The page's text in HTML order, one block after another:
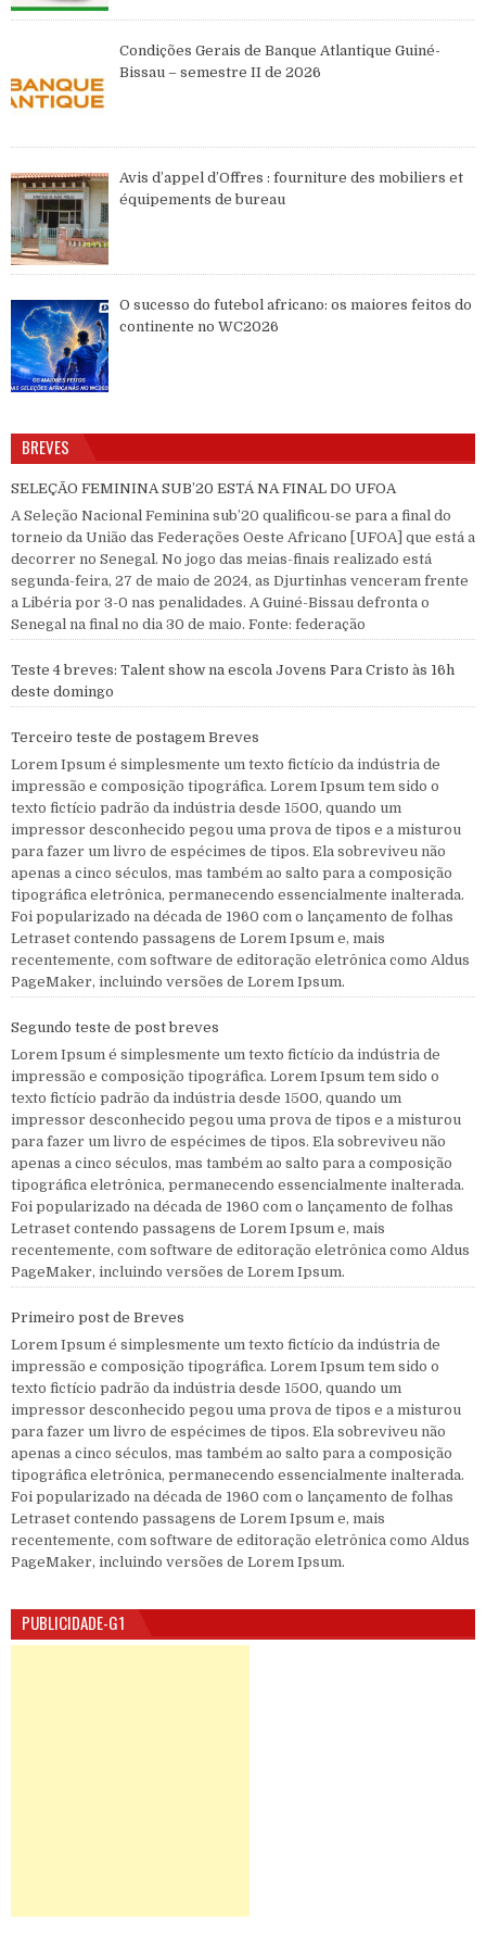
Condições Gerais de Banque Atlantique Guiné-
Bissau – semestre II de 2026
Avis d’appel d’Offres : fourniture des mobiliers et
équipements de bureau
O sucesso do futebol africano: os maiores feitos do
continente no WC2026
BREVES
SELEÇÃO FEMININA SUB’20 ESTÁ NA FINAL DO UFOA
A Seleção Nacional Feminina sub’20 qualificou-se para a final do
torneio da União das Federações Oeste Africano [UFOA] que está a
decorrer no Senegal. No jogo das meias-finais realizado está
segunda-feira, 27 de maio de 2024, as Djurtinhas venceram frente
a Libéria por 3-0 nas penalidades. A Guiné-Bissau defronta o
Senegal na final no dia 30 de maio. Fonte: federação
Teste 4 breves: Talent show na escola Jovens Para Cristo às 16h
deste domingo
Terceiro teste de postagem Breves
Lorem Ipsum é simplesmente um texto fictício da indústria de
impressão e composição tipográfica. Lorem Ipsum tem sido o
texto fictício padrão da indústria desde 1500, quando um
impressor desconhecido pegou uma prova de tipos e a misturou
para fazer um livro de espécimes de tipos. Ela sobreviveu não
apenas a cinco séculos, mas também ao salto para a composição
tipográfica eletrônica, permanecendo essencialmente inalterada.
Foi popularizado na década de 1960 com o lançamento de folhas
Letraset contendo passagens de Lorem Ipsum e, mais
recentemente, com software de editoração eletrônica como Aldus
PageMaker, incluindo versões de Lorem Ipsum.
Segundo teste de post breves
Lorem Ipsum é simplesmente um texto fictício da indústria de
impressão e composição tipográfica. Lorem Ipsum tem sido o
texto fictício padrão da indústria desde 1500, quando um
impressor desconhecido pegou uma prova de tipos e a misturou
para fazer um livro de espécimes de tipos. Ela sobreviveu não
apenas a cinco séculos, mas também ao salto para a composição
tipográfica eletrônica, permanecendo essencialmente inalterada.
Foi popularizado na década de 1960 com o lançamento de folhas
Letraset contendo passagens de Lorem Ipsum e, mais
recentemente, com software de editoração eletrônica como Aldus
PageMaker, incluindo versões de Lorem Ipsum.
Primeiro post de Breves
Lorem Ipsum é simplesmente um texto fictício da indústria de
impressão e composição tipográfica. Lorem Ipsum tem sido o
texto fictício padrão da indústria desde 1500, quando um
impressor desconhecido pegou uma prova de tipos e a misturou
para fazer um livro de espécimes de tipos. Ela sobreviveu não
apenas a cinco séculos, mas também ao salto para a composição
tipográfica eletrônica, permanecendo essencialmente inalterada.
Foi popularizado na década de 1960 com o lançamento de folhas
Letraset contendo passagens de Lorem Ipsum e, mais
recentemente, com software de editoração eletrônica como Aldus
PageMaker, incluindo versões de Lorem Ipsum.
PUBLICIDADE-G1